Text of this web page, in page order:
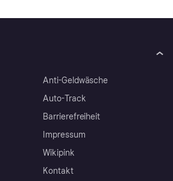
Anti-Geldwäsche
Auto-Track
Barrierefreiheit
Impressum
Wikipink
Kontakt